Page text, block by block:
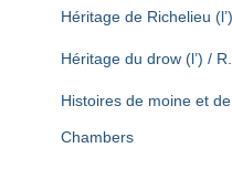
Héritage de Richelieu
Héritage du drow (l’) /
Histoires de moine et
Chambers